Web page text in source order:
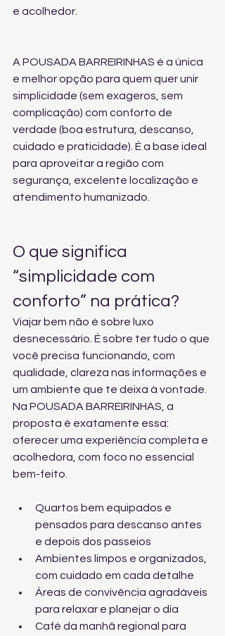
e acolhedor.
A POUSADA BARREIRINHAS é a única
e melhor opção para quem quer unir
simplicidade (sem exageros, sem
complicação) com conforto de
verdade (boa estrutura, descanso,
cuidado e praticidade). É a base ideal
para aproveitar a região com
segurança, excelente localização e
atendimento humanizado.
O que significa
“simplicidade com
conforto” na prática?
Viajar bem não é sobre luxo
desnecessário. É sobre ter tudo o que
você precisa funcionando, com
qualidade, clareza nas informações e
um ambiente que te deixa à vontade.
Na POUSADA BARREIRINHAS, a
proposta é exatamente essa:
oferecer uma experiência completa e
acolhedora, com foco no essencial
bem-feito.
Quartos bem equipados e
pensados para descanso antes
e depois dos passeios
Ambientes limpos e organizados,
com cuidado em cada detalhe
Áreas de convivência agradáveis
para relaxar e planejar o dia
Café da manhã regional para